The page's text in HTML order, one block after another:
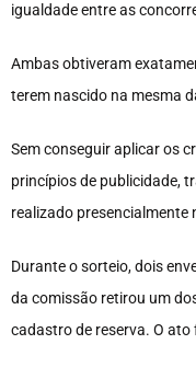
igualdade entre as
Ambas obtiveram
terem nascido na mesma
Sem conseguir aplicar os
princípios de publicidade,
realizado presencialmente
Durante o sorteio, dois
da comissão retirou um
cadastro de reserva. O